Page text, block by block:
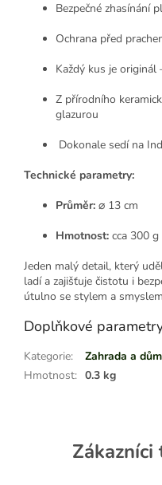
Bezpečné zhasínání
Ochrana před
Každý kus je originál
Z přírodního
glazurou
Dokonale sedí na
Technické parametry:
Průměr: ⌀ 13 cm
Hmotnost: cca 300 g
Jeden malý detail, který
ladí a zajišťuje čistotu i
útulno se stylem a
Doplňkové
Kategorie:
Zahrada a dům
Hmotnost: 0.3 kg